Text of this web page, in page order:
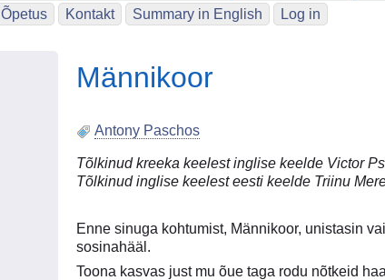
Õpetus Kontakt Summary in English Log in
Männikoor
Antony Paschos
Tõlkinud kreeka keelest inglise keelde Victor
Tõlkinud inglise keelest eesti keelde Triinu
Enne sinuga kohtumist, Männikoor, unistasin
sosinahääl.
Toona kasvas just mu õue taga rodu nõtkeid